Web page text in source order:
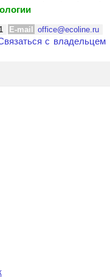
E-mail office@ecoline.ru
с владельцем